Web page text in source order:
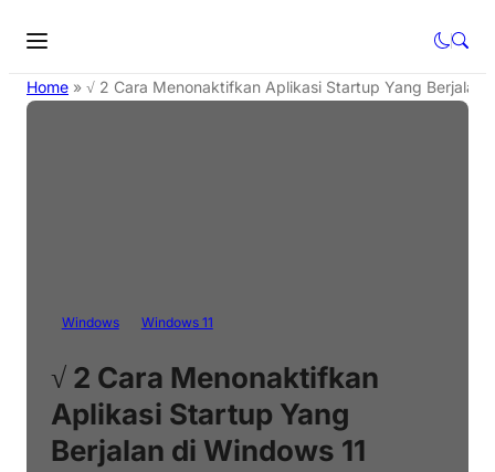
Home » √ 2 Cara Menonaktifkan Aplikasi Startup Yang Berjalan
Windows Windows 11
√ 2 Cara Menonaktifkan
Aplikasi Startup Yang
Berjalan di Windows 11